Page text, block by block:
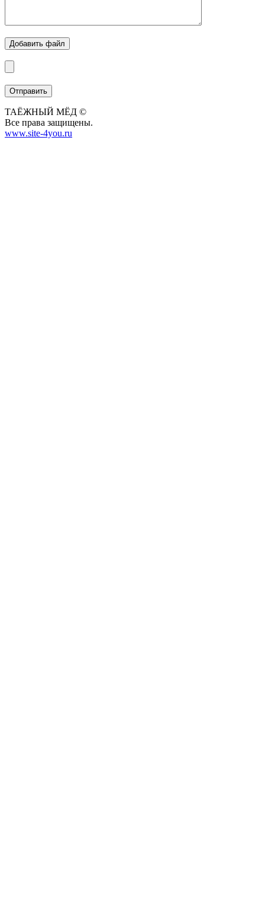
Добавить файл
ТАЁЖНЫЙ МЁД ©
Все права защищены.
www.site-4you.ru